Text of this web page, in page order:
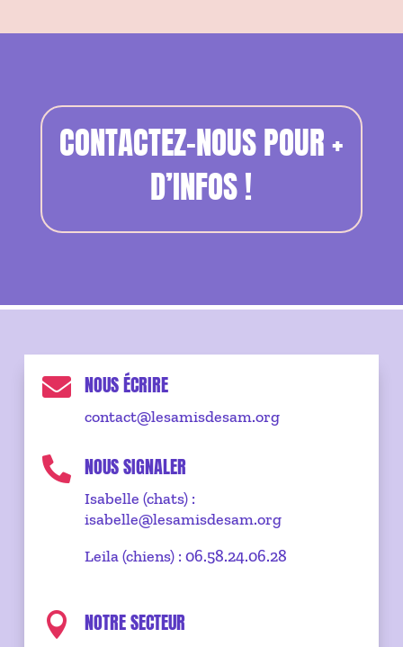
CONTACTEZ-NOUS POUR +
D’INFOS !
 NOUS ÉCRIRE
contact@lesamisdesam.org
 NOUS SIGNALER
Isabelle (chats) :
isabelle@lesamisdesam.org
Leila (chiens) : 06.58.24.06.28
 NOTRE SECTEUR